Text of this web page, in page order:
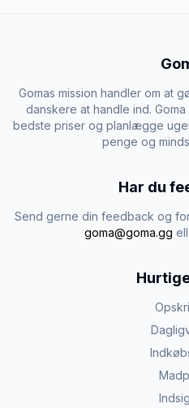
Gomas mission handler om at
danskere at handle ind.
bedste priser og planlægge
penge og
Har du
Send gerne din feedback og
goma@goma.gg